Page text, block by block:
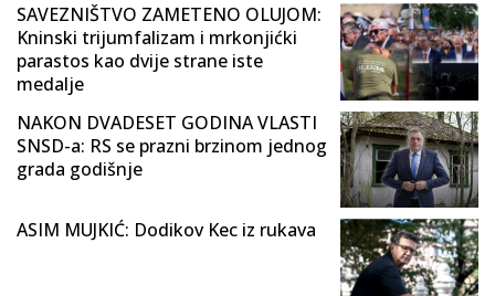
SAVEZNIŠTVO ZAMETENO OLUJOM:
Kninski trijumfalizam i mrkonjićki
parastos kao dvije strane iste
medalje
NAKON DVADESET GODINA VLASTI
SNSD-a: RS se prazni brzinom jednog
grada godišnje
ASIM MUJKIĆ: Dodikov Kec iz rukava